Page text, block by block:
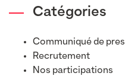
Catégories
Communiqué de
Recrutement
Nos participations